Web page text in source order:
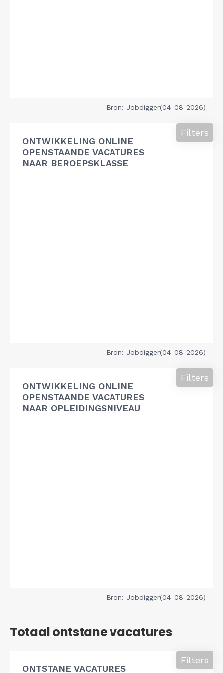
Bron: Jobdigger(04-08-2026)
ONTWIKKELING ONLINE
OPENSTAANDE VACATURES
NAAR BEROEPSKLASSE
Filters
Bron: Jobdigger(04-08-2026)
ONTWIKKELING ONLINE
OPENSTAANDE VACATURES
NAAR OPLEIDINGSNIVEAU
Filters
Bron: Jobdigger(04-08-2026)
Totaal ontstane vacatures
ONTSTANE VACATURES
Filters